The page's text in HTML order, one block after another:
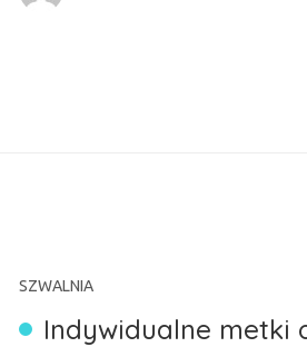
producentów. W tym poście
SZWALNIA
Indywidualne metki